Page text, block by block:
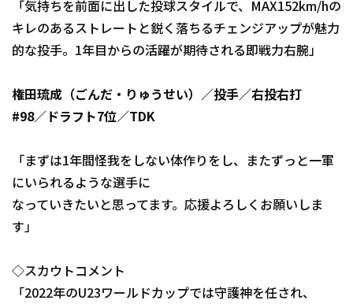
「気持ちを前面に出した投球スタイルで、MAX152km/hの
キレのあるストレートと鋭く落ちるチェンジアップが魅力
的な投手。1年目からの活躍が期待される即戦力右腕」
権田琉成（ごんだ・りゅうせい）／投手／右投右打
#98／ドラフト7位／TDK
「まずは1年間怪我をしない体作りをし、またずっと一軍
にいられるような選手に
なっていきたいと思ってます。応援よろしくお願いしま
す」
◇スカウトコメント
「2022年のU23ワールドカップでは守護神を任され、